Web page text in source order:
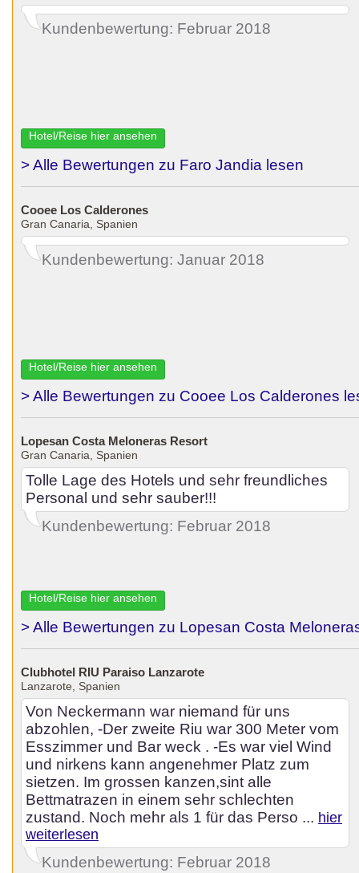
Kundenbewertung: Februar 2018
Hotel/Reise hier ansehen
> Alle Bewertungen zu Faro Jandia lesen
Cooee Los Calderones
Gran Canaria, Spanien
Kundenbewertung: Januar 2018
Hotel/Reise hier ansehen
> Alle Bewertungen zu Cooee Los Calderones
Lopesan Costa Meloneras Resort
Gran Canaria, Spanien
Tolle Lage des Hotels und sehr freundliches
Personal und sehr sauber!!!
Kundenbewertung: Februar 2018
Hotel/Reise hier ansehen
> Alle Bewertungen zu Lopesan Costa
Clubhotel RIU Paraiso Lanzarote
Lanzarote, Spanien
Von Neckermann war niemand für uns
abzohlen, -Der zweite Riu war 300 Meter vom
Esszimmer und Bar weck . -Es war viel Wind
und nirkens kann angenehmer Platz zum
sietzen. Im grossen kanzen,sint alle
Bettmatrazen in einem sehr schlechten
zustand. Noch mehr als 1 für das Perso ... hier
weiterlesen
Kundenbewertung: Februar 2018